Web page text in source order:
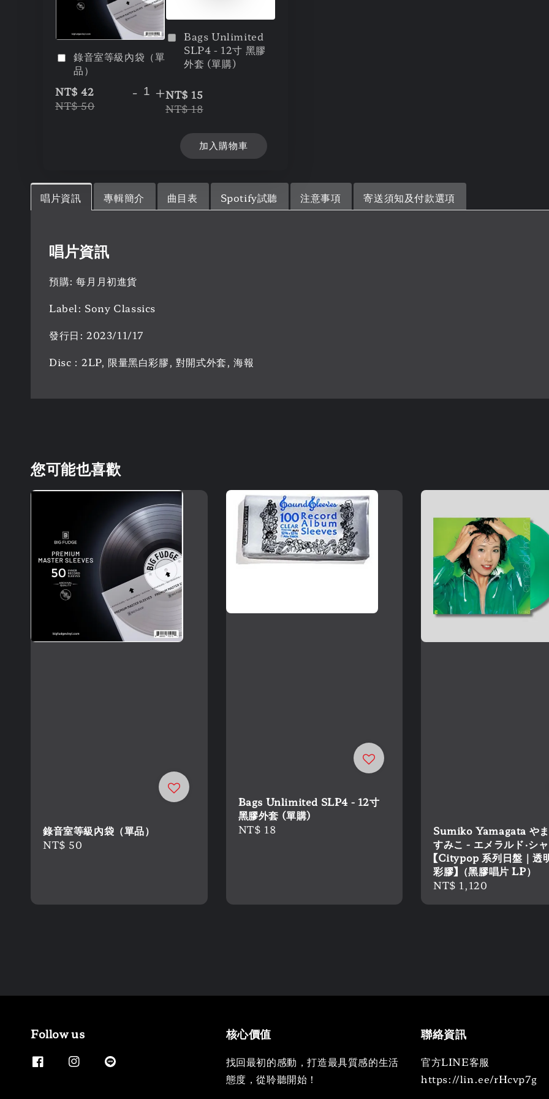
錄音室等級內袋（單
品）
NT$ 42
NT$ 50
- +
Bags Unlimited
SLP4 - 12寸 黑膠
外套 (單購)
NT$ 15
NT$ 18
加入購物車
唱片資訊 專輯簡介 曲目表 Spotify試聽 注意事項 寄送須知及付款選項
唱片資訊
預購: 每月月初進貨
Label: Sony Classics
發行日: 2023/11/17
Disc：2LP, 限量黑白彩膠, 對開式外套, 海報
您可能也喜歡
錄音室等級內袋（單品）
Regular
NT$ 50
Bags Unlimited SLP4 - 12寸
黑膠外套 (單購)
Regular
NT$ 18
Sumiko Yamagata や
すみこ - エメラルド・シ
【Citypop 系列日盤｜透
彩膠】（黑膠唱片 LP）
Regular
NT$ 1,120
Follow us 核心價值
找回最初的感動，打造最具質感的生活
態度，從聆聽開始！
聯絡資訊
官方LINE客服
https://lin.ee/rHcvp7g